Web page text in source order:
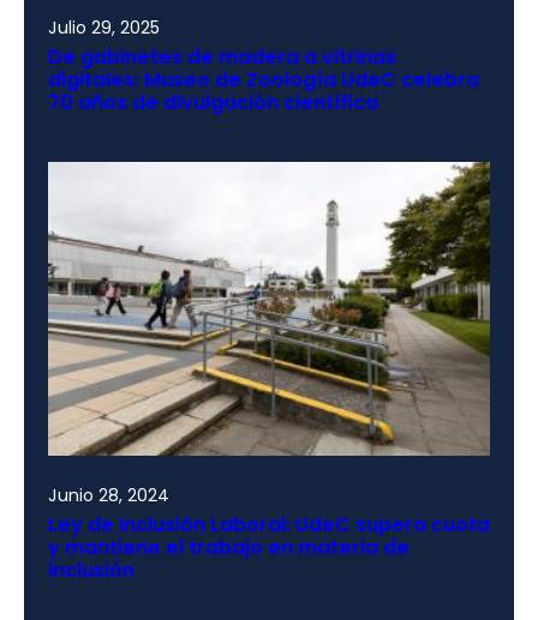
Julio 29, 2025
De gabinetes de madera a vitrinas
digitales: Museo de Zoología UdeC celebra
70 años de divulgación científica
Junio 28, 2024
Ley de Inclusión Laboral: UdeC supera cuota
y mantiene el trabajo en materia de
inclusión